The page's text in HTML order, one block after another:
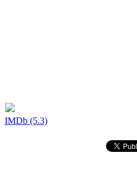
IMDb (5.3)